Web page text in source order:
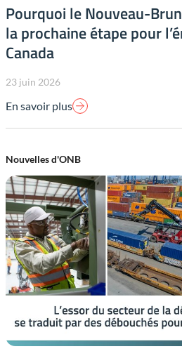
Pourquoi le Nouveau-
la prochaine étape pour
Canada
23 juin 2026
En savoir plus
Nouvelles d'ONB